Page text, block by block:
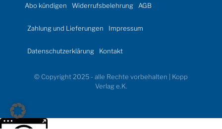
Abo kündigen Widerrufsbelehrung AGB
Zahlung und Lieferungen Impressum
Datenschutzerklärung Kontakt
© Copyright 2025 - alle Rechte vorbehalten | Kopp
Verlag e.K.
Weitere Informationen über den gesperrten Inhalt.